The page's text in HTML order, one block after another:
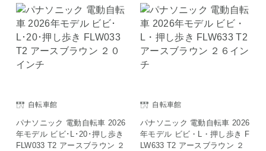
自転車館
パナソニック 電動自転車 2026
年モデル ビビ･L･20･押し歩き
FLW033 T2 アースブラウン ２
自転車館
パナソニック 電動自転車 2026
年モデル ビビ・L・押し歩き F
LW633 T2 アースブラウン ２